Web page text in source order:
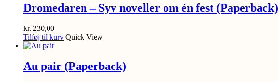
Dromedaren – Syv noveller om én fest (Paperback)
kr. 230,00
Tilføj til kurv Quick View
Au pair (Paperback)